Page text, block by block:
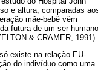
e altura, comparadas
mãe-bebê vêm
futura de um ser humano,
& CRAMER, 1991).
existe na relação EU-
do indivíduo como uma